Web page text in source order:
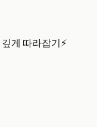
게 따라잡기⚡